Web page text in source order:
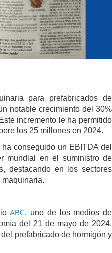
para prefabricados de
notable crecimiento del 30%
incremento le ha permitido
los 25 millones en 2024.
conseguido un EBITDA del
mundial en el suministro de
destacando en los sectores
ABC, uno de los medios de
del 21 de mayo de 2024.
prefabricado de hormigón y